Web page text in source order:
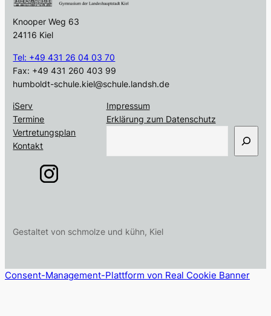
Knooper Weg 63
24116 Kiel
Tel: +49 431 26 04 03 70
Fax: +49 431 260 403 99
humboldt-schule.kiel@schule.landsh.de
iServ
Termine
Vertretungsplan
Kontakt
Impressum
Erklärung zum Datenschutz
c
Gestaltet von schmolze und kühn, Kiel
Consent-Management-Plattform von Real Cookie Banner